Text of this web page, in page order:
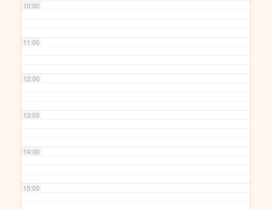
10:00
11:00
12:00
13:00
14:00
15:00